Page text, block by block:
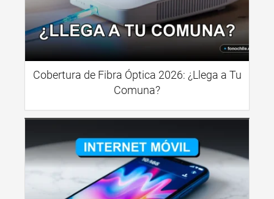
Cobertura de Fibra Óptica 2026: ¿Llega a Tu
Comuna?